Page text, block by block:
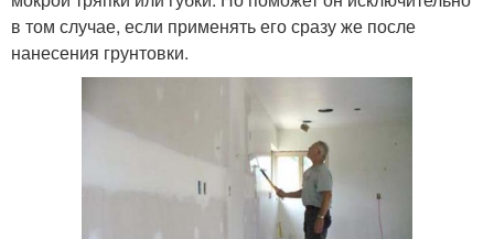
в том случае, если применять его сразу же после
нанесения грунтовки.